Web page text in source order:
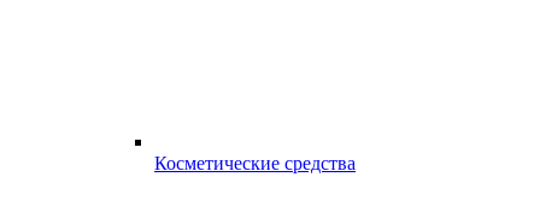
Косметические средства